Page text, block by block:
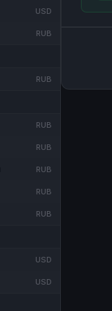
USD
RUB
RUB
RUB
RUB
RUB
RUB
RUB
USD
USD